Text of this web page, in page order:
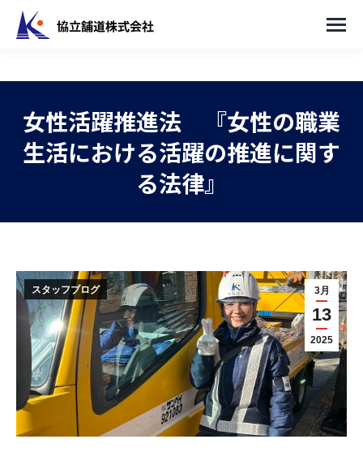
女性活躍推進法 『女性の職業
生活における活躍の推進に関す
る法律』
3月
13
2025
スタッフブログ